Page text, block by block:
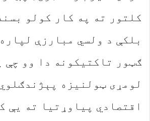
کلتور ته په کار کولو
بلکې د ولسي مبارزې
ګټور تاکتیکونه دا وو چې
لومړی ټولنیزه
اقتصادي پیاوړتیا ته یې